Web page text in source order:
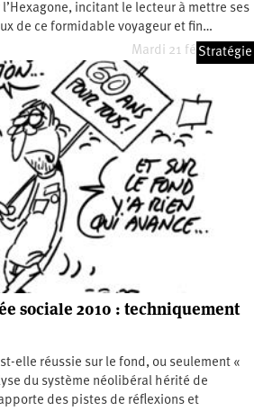
incitant le lecteur à mettre ses
de ce formidable voyageur et fin…
Mardi 21 février 2012
Stratégie
sociale 2010 : techniquement
elle réussie sur le fond, ou seulement «
du système néolibéral hérité de
des pistes de réflexions et